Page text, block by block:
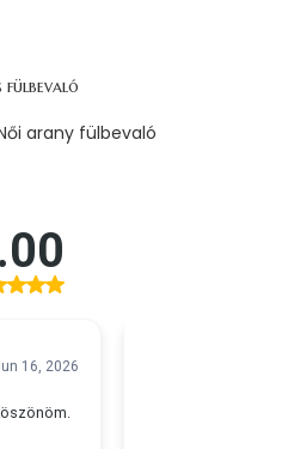
fülbevaló
arany fülbevaló